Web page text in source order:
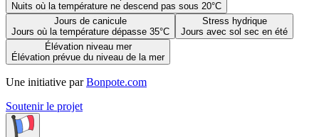
Nuits où la température ne descend pas sous 20°C
Jours de canicule
Jours où la température dépasse 35°C
Stress hydrique
Jours avec sol sec en été
Élévation niveau mer
Élévation prévue du niveau de la mer
Une initiative par Bonpote.com
Soutenir le projet